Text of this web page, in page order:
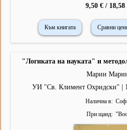
9,50 € / 18,58
Към книгата Сравни
"Логиката на науката" и
Марин
УИ "Св. Климент Охридски" |
Налична в
При щанд
"